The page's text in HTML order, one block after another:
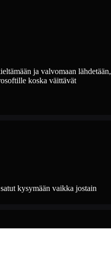
ja valvomaan lähdetään,
koska väittävät
kysymään vaikka jostain